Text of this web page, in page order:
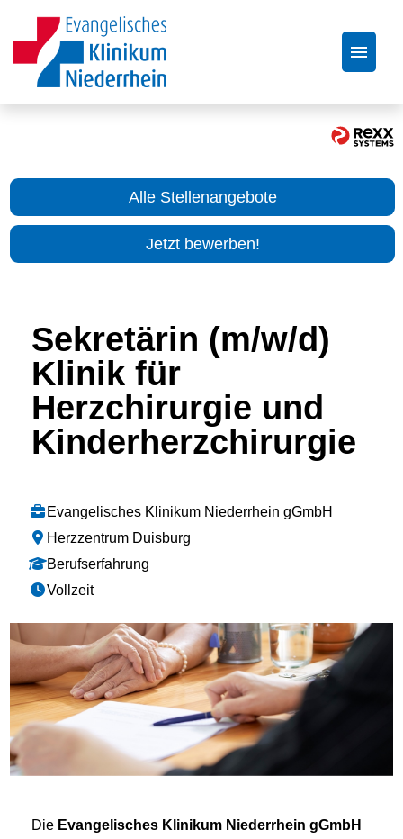
Bewerbungstipps
FAQ
Alle Stellenangebote
Jetzt bewerben!
Sekretärin (m/w/d)
Klinik für
Herzchirurgie und
Kinderherzchirurgie
Evangelisches Klinikum Niederrhein gGmbH
Herzzentrum Duisburg
Berufserfahrung
Vollzeit
Die Evangelisches Klinikum Niederrhein gGmbH